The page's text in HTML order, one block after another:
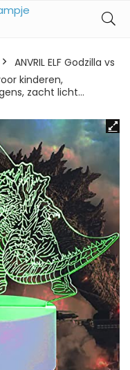
ANVRIL ELF Godzilla vs
kinderen,
zacht licht…